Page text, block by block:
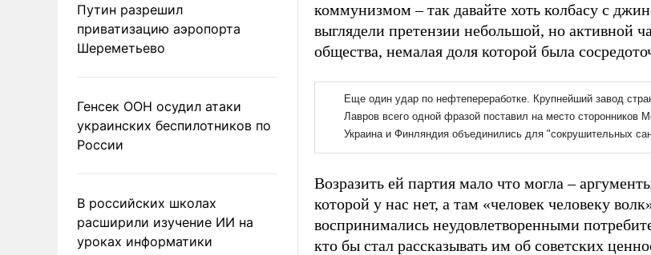
Путин разрешил
приватизацию аэропорта
Шереметьево
Генсек ООН осудил атаки
украинских беспилотников по
России
В российских школах
расширили изучение ИИ на
уроках информатики
коммунизмом – так давайте хоть колбасу с
выглядели претензии небольшой, но активной
общества, немалая доля которой была
Возразить ей партия мало что могла –
которой у нас нет, а там «человек человеку
воспринимались неудовлетворенными
кто бы стал рассказывать им об советских